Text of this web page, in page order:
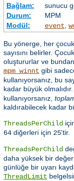
Bağlam:
sunucu
Durum:
MPM
Modül:
event
Bu yönerge, her
sayısını belirler.
oluştururlar ve
mpm_winnt gibi
kullanıyorsanız, bu
kadar büyük olmalıdır.
kullanıyorsanız,
kaldırabilecek kadar
ThreadsPerChild
64 diğerleri için 25'tir.
ThreadsPerChild
daha yüksek bir
günlüğe bir uyarı
ThreadLimit